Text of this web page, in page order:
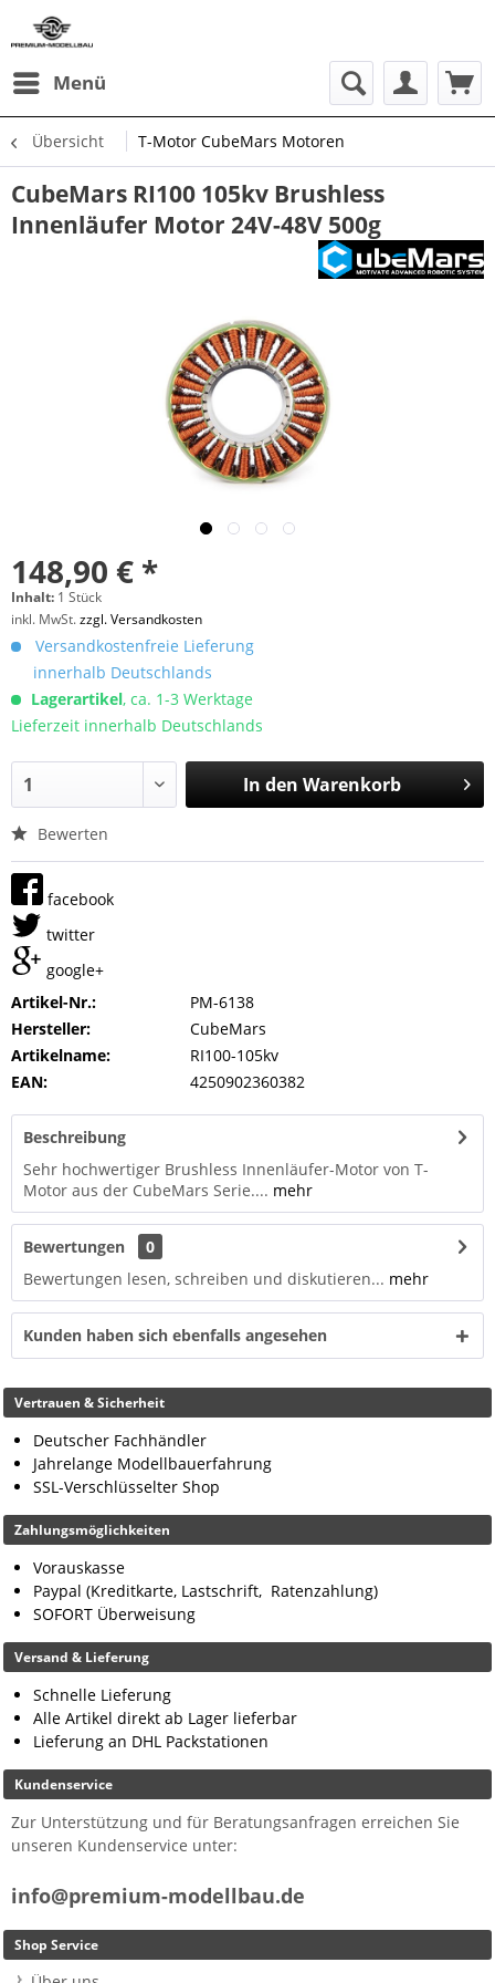
Menü
Übersicht T-Motor CubeMars Motoren
CubeMars RI100 105kv Brushless
Innenläufer Motor 24V-48V 500g
148,90 € *
Inhalt: 1 Stück
inkl. MwSt.zzgl. Versandkosten
Versandkostenfreie Lieferung
innerhalb Deutschlands
Lagerartikel, ca. 1-3 Werktage
Lieferzeit innerhalb Deutschlands
In den Warenkorb
Bewerten
facebook
twitter
google+
Artikel-Nr.:
PM-6138
Hersteller:
CubeMars
Artikelname:
RI100-105kv
EAN:
4250902360382
Beschreibung
Sehr hochwertiger Brushless Innenläufer-Motor von T-
Motor aus der CubeMars Serie.... mehr
Bewertungen
0
Bewertungen lesen, schreiben und diskutieren... mehr
Kunden haben sich ebenfalls angesehen
Vertrauen & Sicherheit
Deutscher Fachhändler
Jahrelange Modellbauerfahrung
SSL-Verschlüsselter Shop
Zahlungsmöglichkeiten
Vorauskasse
Paypal (Kreditkarte, Lastschrift, Ratenzahlung)
SOFORT Überweisung
Versand & Lieferung
Schnelle Lieferung
Alle Artikel direkt ab Lager lieferbar
Lieferung an DHL Packstationen
Kundenservice
Zur Unterstützung und für Beratungsanfragen erreichen Sie
unseren Kundenservice unter:
info@premium-modellbau.de
Shop Service